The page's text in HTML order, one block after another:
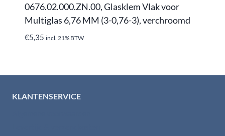
0676.02.000.ZN.00, Glasklem Vlak voor
Multiglas 6,76 MM (3-0,76-3), verchroomd
€5,35 incl. 21% BTW
KLANTENSERVICE